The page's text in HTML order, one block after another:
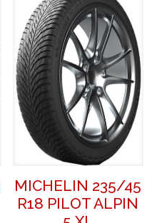
MICHELIN 235/45
R18 PILOT ALPIN